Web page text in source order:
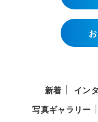
新着 イン
写真ギャラリー